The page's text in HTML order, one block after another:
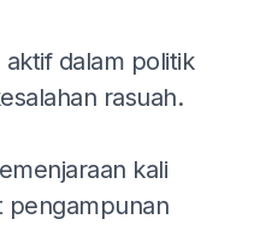
aktif dalam politik
rasuah.
kali
pengampunan